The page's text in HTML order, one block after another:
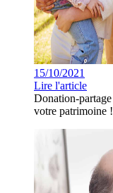
15/10/2021
Lire l'article
Donation-
votre patrimoine !